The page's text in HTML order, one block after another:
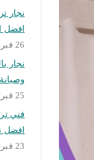
افضل
26 فبراير، 2025
وصيانة
25 فبراير، 2025
افضل
23 فبراير، 2025